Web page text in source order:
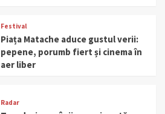
Festival
Piața Matache aduce gustul verii:
pepene, porumb fiert și cinema în
aer liber
Radar